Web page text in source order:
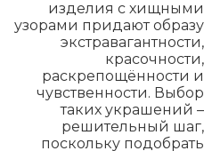
изделия с хищными
узорами придают образу
экстравагантности,
красочности,
раскрепощённости и
чувственности. Выбор
таких украшений –
решительный шаг,
поскольку подобрать